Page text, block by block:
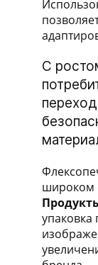
С
широком
упаковка